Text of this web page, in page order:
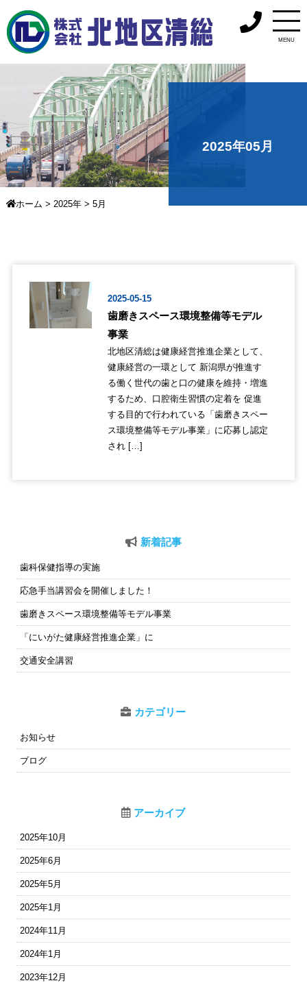
MENU
2025年05月
ホーム > 2025年> 5月
2025-05-15
歯磨きスペース環境整備等モデル
事業
北地区清総は健康経営推進企業として、
健康経営の一環として 新潟県が推進す
る働く世代の歯と口の健康を維持・増進
するため、口腔衛生習慣の定着を 促進
する目的で行われている「歯磨きスペー
ス環境整備等モデル事業」に応募し認定
され […]
新着記事
歯科保健指導の実施
応急手当講習会を開催しました！
歯磨きスペース環境整備等モデル事業
「にいがた健康経営推進企業」に
交通安全講習
カテゴリー
お知らせ
ブログ
アーカイブ
2025年10月
2025年6月
2025年5月
2025年1月
2024年11月
2024年1月
2023年12月